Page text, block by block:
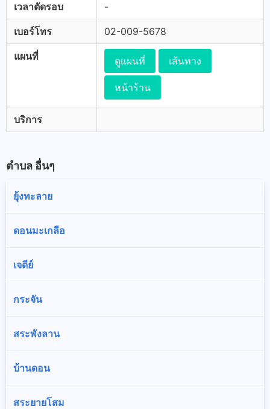
เวลาตัดรอบ -
เบอร์โทร 02-009-5678
แผนที่ ดูแผนที่ เส้นทาง
หน้าร้าน
บริการ
ตำบล อื่นๆ
ยุ้งทะลาย
ดอนมะเกลือ
เจดีย์
กระจัน
สระพังลาน
บ้านดอน
สระยายโสม